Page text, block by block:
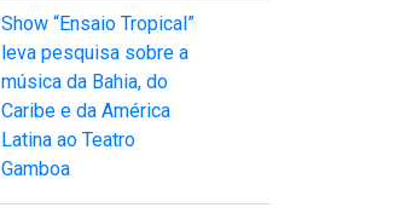
Show “Ensaio Tropical”
leva pesquisa sobre a
música da Bahia, do
Caribe e da América
Latina ao Teatro
Gamboa